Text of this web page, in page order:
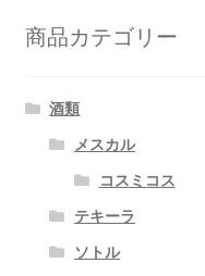
商品カテゴリー
酒類
メスカル
コスミコス
テキーラ
ソトル